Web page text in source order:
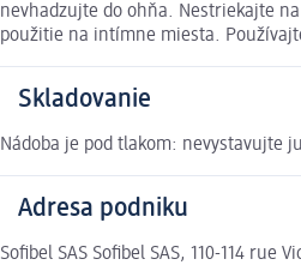
nevhadzujte do ohňa. Nestriekajte
použitie na intímne miesta.
Skladovanie
Nádoba je pod tlakom: nevystavujte
Adresa podniku
Sofibel SAS Sofibel SAS, 110-114